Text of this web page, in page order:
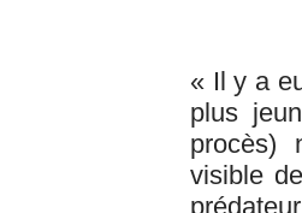
« Il y a
plus
procès)
visible